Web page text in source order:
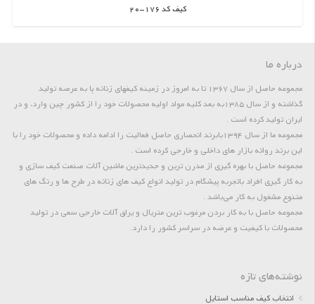
کیف کد 176-20
اطلاعات بیشتر
درباره ما
مجموعه حاصل از سال 1367 تا به امروز در زمینه کیفهای زنانه پا به عرصه تولید
گذاشته و از سال 1385به بعد کلیه مواد اولیه محصولات خود را از کشور چین وارد، و در
ایران تولید کرده است .
مجموعه ما از سال 1394بابرند انحصاری حاصل فعالیت را ادامه داده و محصولات خود را با
این برند روانه بازار های داخلی و خارجی کرده است .
مجموعه حاصل با بهره گیری از مدرن ترین و جدیدترین ماشین آلات صنعت کیف سازی و
به کار گیری افراد باتجربه پیشگام در تولید انواع کیف های زنانه در طرح ها و رنگ های
متنوع مشغول به کار می‌باشد .
مجموعه حاصل با به کار بردن مرغوب ترین متریال و یراق آلات خارجی سعی در تولید
محصولات با کیفیت و عرضه در سراسر کشور را دارد.
نوشته‌های تازه
انتخاب کیف مناسب استایل